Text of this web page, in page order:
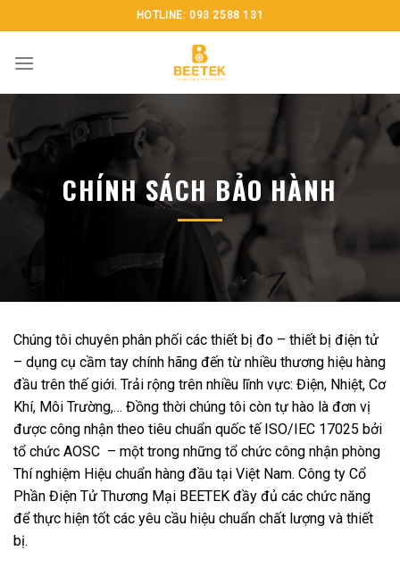
đến
nội
HOTLINE: 093 2588 131
CHÍNH SÁCH BẢO HÀNH
Chúng tôi chuyên phân phối các thiết bị đo – thiết bị điện tử
– dụng cụ cầm tay chính hãng đến từ nhiều thương hiệu hàng
đầu trên thế giới. Trải rộng trên nhiều lĩnh vực: Điện, Nhiệt, Cơ
Khí, Môi Trường,… Đồng thời chúng tôi còn tự hào là đơn vị
được công nhận theo tiêu chuẩn quốc tế ISO/IEC 17025 bởi
tổ chức AOSC – một trong những tổ chức công nhận phòng
Thí nghiệm Hiệu chuẩn hàng đầu tại Việt Nam. Công ty Cổ
Phần Điện Tử Thương Mại BEETEK đầy đủ các chức năng
để thực hiện tốt các yêu cầu hiệu chuẩn chất lượng và thiết
bị.